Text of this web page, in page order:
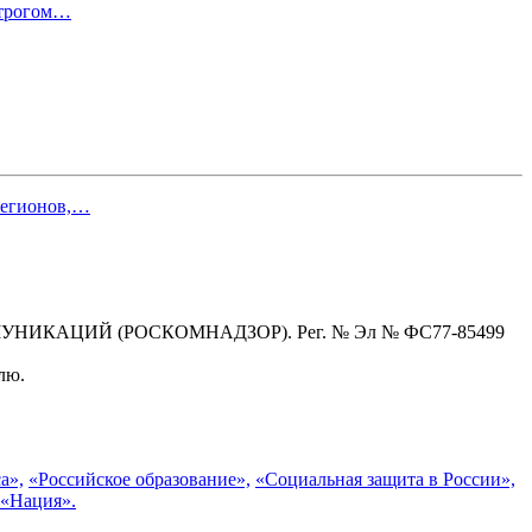
(РОСКОМНАДЗОР). Рег. № Эл № ФС77-85499
«Российское образование», «Социальная защита в России»,